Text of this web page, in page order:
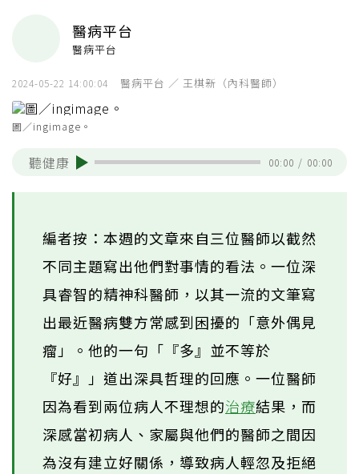
醫病平台
醫病平台
2024-05-22 14:00:04 醫病平台 ／ 王棋新（內科醫師）
圖／ingimage。
聽健康 00:00 / 00:00
編者按：本週的文章來自三位醫師以截然
不同主題寫出他們對事情的看法。一位深
具睿智的精神科醫師，以其一流的文筆寫
出最近醫病雙方常感到困擾的「意外偶見
瘤」。他的一句「『多』並不等於
『好』」道出深具哲理的回應。一位醫師
因為看到兩位病人不理想的治療結果，而
深感當初病人、家屬與他們的醫師之間因
為沒有建立好關係，導致病人輕忽及拒絕